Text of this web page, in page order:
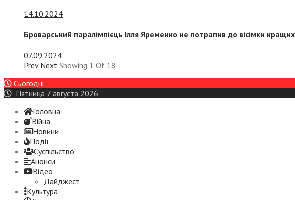
14.10.2024
Броварський паралімпієць Ілля Яременко не потрапив до вісімки кращих
07.09.2024
Prev Next Showing 1 Of 18
Сьогодні
Пятница 7 августа 2026
Головна
Війна
Новини
Події
Суспiльство
Анонси
Відео
Дайджест
Культура